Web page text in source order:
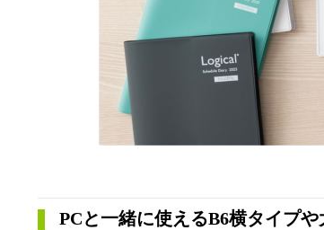
PCと一緒に使えるB6横タイプ